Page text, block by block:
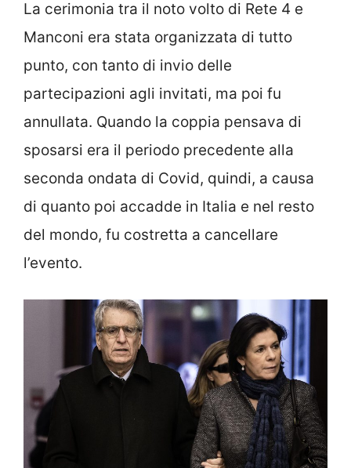
La cerimonia tra il noto volto di Rete 4 e
Manconi era stata organizzata di tutto
punto, con tanto di invio delle
partecipazioni agli invitati, ma poi fu
annullata. Quando la coppia pensava di
sposarsi era il periodo precedente alla
seconda ondata di Covid, quindi, a causa
di quanto poi accadde in Italia e nel resto
del mondo, fu costretta a cancellare
l’evento.